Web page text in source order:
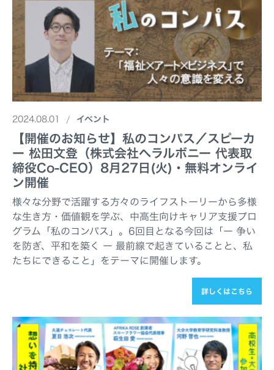
2024.08.01 イベント
【開催のお知らせ】私のコンパス／スピーカ
ー 松田文登（株式会社へラルボニー 代表取
締役Co-CEO）8月27日(火)・無料オンライ
ン開催
様々な分野で活躍する方々のライフストーリーから多様
な生き方・価値観を学ぶ、中高生向けキャリア支援プロ
グラム「私のコンパス」。6回目となる今回は「ー 争い
を防ぎ、平和を築く ー 最前線で起きていることと、私
たちにできること」をテーマに開催します。
詳しくはこちら